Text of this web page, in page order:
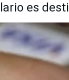
es